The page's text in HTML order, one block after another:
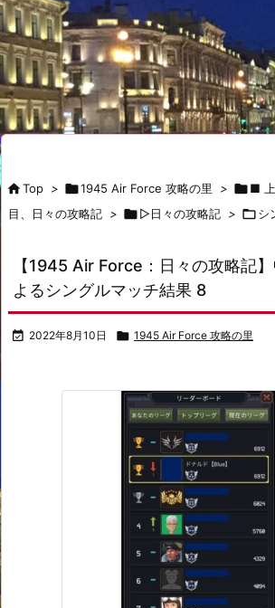
Top > 1945 Air Force 攻略の里 > ■
目、日々の攻略記 > ▷日々の攻略記 > シ
【1945 Air Force：日々の攻略記
よるシングルマッチ結果 8
 2022年8月10日  1945 Air Force 攻略の里